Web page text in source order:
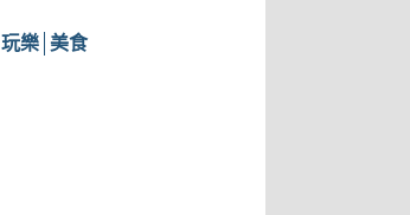
玩樂 美食